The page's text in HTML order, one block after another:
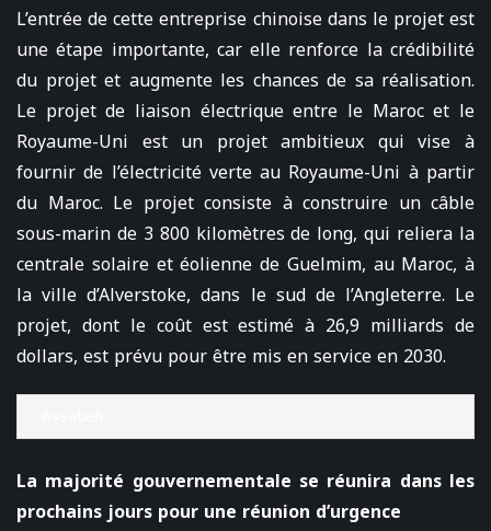
L’entrée de cette entreprise chinoise dans le projet est
une étape importante, car elle renforce la crédibilité
du projet et augmente les chances de sa réalisation.
Le projet de liaison électrique entre le Maroc et le
Royaume-Uni est un projet ambitieux qui vise à
fournir de l’électricité verte au Royaume-Uni à partir
du Maroc. Le projet consiste à construire un câble
sous-marin de 3 800 kilomètres de long, qui reliera la
centrale solaire et éolienne de Guelmim, au Maroc, à
la ville d’Alverstoke, dans le sud de l’Angleterre. Le
projet, dont le coût est estimé à 26,9 milliards de
dollars, est prévu pour être mis en service en 2030.
La majorité gouvernementale se réunira dans les
prochains jours pour une réunion d’urgence